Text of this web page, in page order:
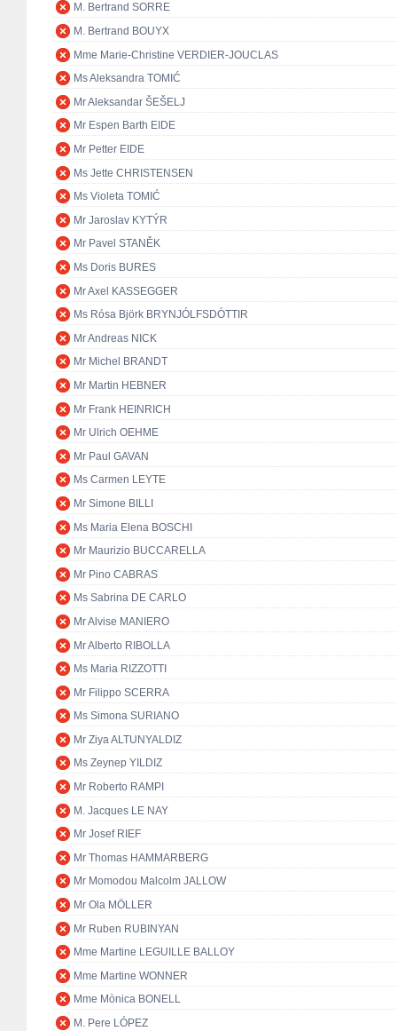
M. Bertrand SORRE
M. Bertrand BOUYX
Mme Marie-Christine VERDIER-JOUCLAS
Ms Aleksandra TOMIĆ
Mr Aleksandar ŠEŠELJ
Mr Espen Barth EIDE
Mr Petter EIDE
Ms Jette CHRISTENSEN
Ms Violeta TOMIĆ
Mr Jaroslav KYTÝR
Mr Pavel STANĚK
Ms Doris BURES
Mr Axel KASSEGGER
Ms Rósa Björk BRYNJÓLFSDÓTTIR
Mr Andreas NICK
Mr Michel BRANDT
Mr Martin HEBNER
Mr Frank HEINRICH
Mr Ulrich OEHME
Mr Paul GAVAN
Ms Carmen LEYTE
Mr Simone BILLI
Ms Maria Elena BOSCHI
Mr Maurizio BUCCARELLA
Mr Pino CABRAS
Ms Sabrina DE CARLO
Mr Alvise MANIERO
Mr Alberto RIBOLLA
Ms Maria RIZZOTTI
Mr Filippo SCERRA
Ms Simona SURIANO
Mr Ziya ALTUNYALDIZ
Ms Zeynep YILDIZ
Mr Roberto RAMPI
M. Jacques LE NAY
Mr Josef RIEF
Mr Thomas HAMMARBERG
Mr Momodou Malcolm JALLOW
Mr Ola MÖLLER
Mr Ruben RUBINYAN
Mme Martine LEGUILLE BALLOY
Mme Martine WONNER
Mme Mònica BONELL
M. Pere LÓPEZ